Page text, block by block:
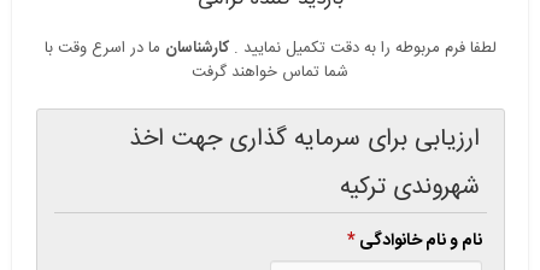
لطفا فرم مربوطه را به دقت تکمیل نمایید .کارشناسان ما در اسرع وقت با
شما تماس خواهند گرفت
ارزیابی برای سرمایه گذاری جهت اخذ
شهروندی ترکیه
نام و نام خانوادگی*